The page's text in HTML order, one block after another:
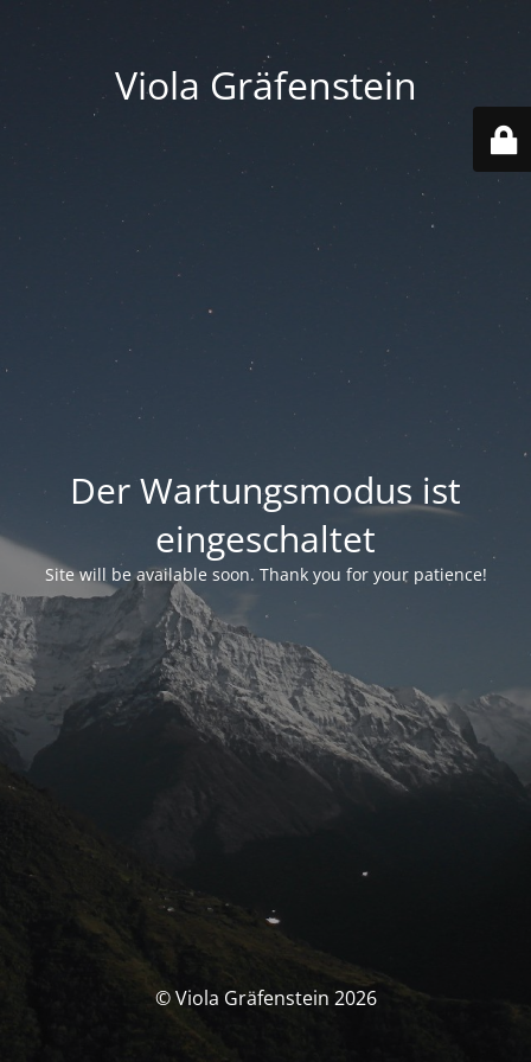
Viola Gräfenstein
Der Wartungsmodus ist
eingeschaltet
Site will be available soon. Thank you for your patience!
© Viola Gräfenstein 2026